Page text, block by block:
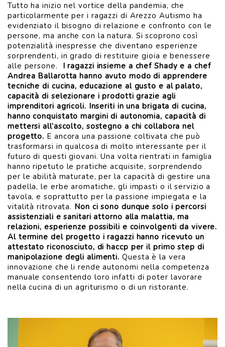
Tutto ha inizio nel vortice della pandemia, che
particolarmente per i ragazzi di Arezzo Autismo ha
evidenziato il bisogno di relazione e confronto con le
persone, ma anche con la natura. Si scoprono così
potenzialità inespresse che diventano esperienze
sorprendenti, in grado di restituire gioia e benessere
alle persone. I ragazzi insieme a chef Shady e a chef
Andrea Ballarotta hanno avuto modo di apprendere
tecniche di cucina, educazione al gusto e al palato,
capacità di selezionare i prodotti grazie agli
imprenditori agricoli. Inseriti in una brigata di cucina,
hanno conquistato margini di autonomia, capacità di
mettersi all’ascolto, sostegno a chi collabora nel
progetto. E ancora una passione coltivata che può
trasformarsi in qualcosa di molto interessante per il
futuro di questi giovani. Una volta rientrati in famiglia
hanno ripetuto le pratiche acquisite, sorprendendo
per le abilità maturate, per la capacità di gestire una
padella, le erbe aromatiche, gli impasti o il servizio a
tavola, e soprattutto per la passione impiegata e la
vitalità ritrovata. Non ci sono dunque solo i percorsi
assistenziali e sanitari attorno alla malattia, ma
relazioni, esperienze possibili e coinvolgenti da vivere.
Al termine del progetto i ragazzi hanno ricevuto un
attestato riconosciuto, di haccp per il primo step di
manipolazione degli alimenti. Questa è la vera
innovazione che li rende autonomi nella competenza
manuale consentendo loro infatti di poter lavorare
nella cucina di un agriturismo o di un ristorante.
VISUALIZZA